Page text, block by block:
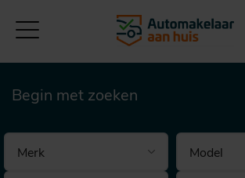
Begin met zoeken